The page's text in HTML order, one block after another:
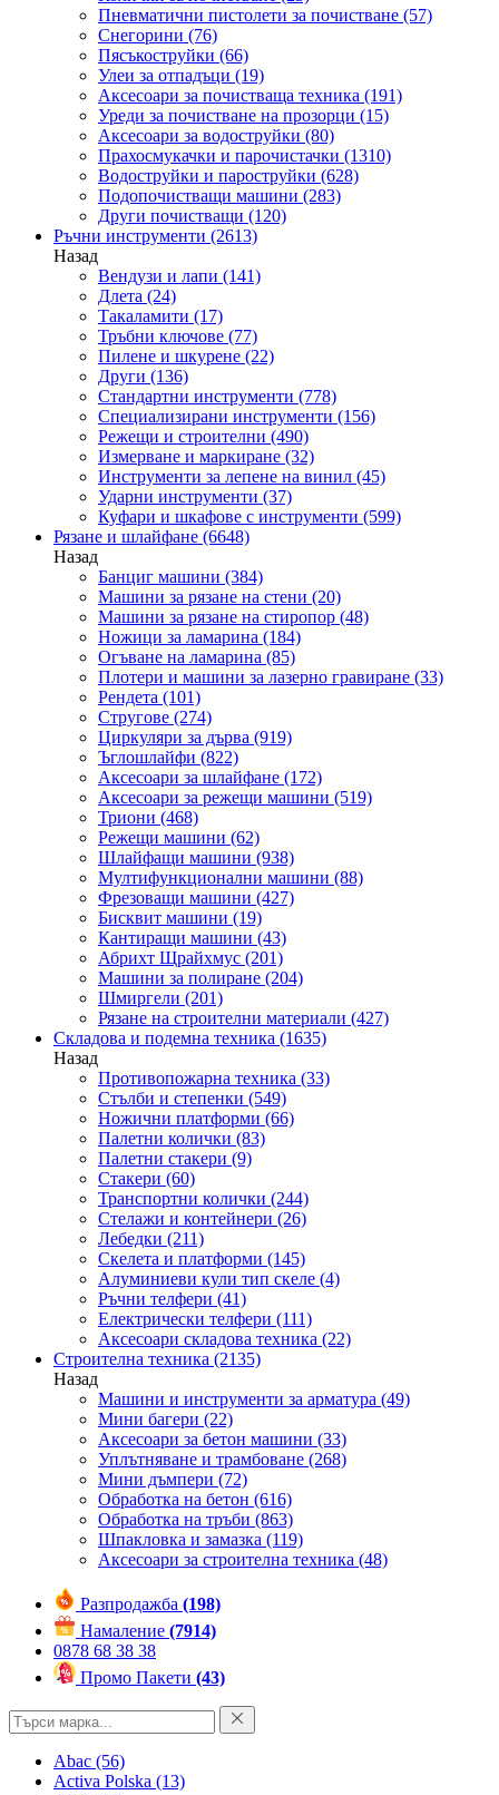
Пневматични пистолети за почистване (57)
Снегорини (76)
Пясъкоструйки (66)
Улеи за отпадъци (19)
Аксесоари за почистваща техника (191)
Уреди за почистване на прозорци (15)
Аксесоари за водоструйки (80)
Прахосмукачки и парочистачки (1310)
Водоструйки и пароструйки (628)
Подопочистващи машини (283)
Други почистващи (120)
Ръчни инструменти (2613)
Назад
Вендузи и лапи (141)
Длета (24)
Такаламити (17)
Тръбни ключове (77)
Пилене и шкурене (22)
Други (136)
Стандартни инструменти (778)
Специализирани инструменти (156)
Режещи и строителни (490)
Измерване и маркиране (32)
Инструменти за лепене на винил (45)
Ударни инструменти (37)
Куфари и шкафове с инструменти (599)
Рязане и шлайфане (6648)
Назад
Банциг машини (384)
Машини за рязане на стени (20)
Машини за рязане на стиропор (48)
Ножици за ламарина (184)
Огъване на ламарина (85)
Плотери и машини за лазерно гравиране (33)
Рендета (101)
Стругове (274)
Циркуляри за дърва (919)
Ъглошлайфи (822)
Аксесоари за шлайфане (172)
Аксесоари за режещи машини (519)
Триони (468)
Режещи машини (62)
Шлайфащи машини (938)
Мултифункционални машини (88)
Фрезоващи машини (427)
Бисквит машини (19)
Кантиращи машини (43)
Абрихт Щрайхмус (201)
Машини за полиране (204)
Шмиргели (201)
Рязане на строителни материали (427)
Складова и подемна техника (1635)
Назад
Противопожарна техника (33)
Стълби и степенки (549)
Ножични платформи (66)
Палетни колички (83)
Палетни стакери (9)
Стакери (60)
Транспортни колички (244)
Стелажи и контейнери (26)
Лебедки (211)
Скелета и платформи (145)
Алуминиеви кули тип скеле (4)
Ръчни телфери (41)
Електрически телфери (111)
Аксесоари складова техника (22)
Строителна техника (2135)
Назад
Машини и инструменти за арматура (49)
Мини багери (22)
Аксесоари за бетон машини (33)
Уплътняване и трамбоване (268)
Мини дъмпери (72)
Обработка на бетон (616)
Обработка на тръби (863)
Шпакловка и замазка (119)
Аксесоари за строителна техника (48)
Разпродажба (198)
Намаление (7914)
0878 68 38 38
Промо Пакети (43)
Abac (56)
Activa Polska (13)